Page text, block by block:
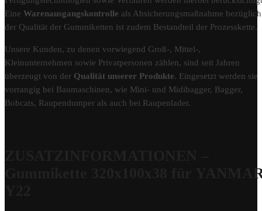
Eine Warenausgangskontrolle als Absicherungsmaßnahme bezüglich
der Qualität der Gummiketten ist zudem Bestandteil der Prozesskette.
Unsere Kunden, zu denen vorwiegend Groß-, Mittel-,
Kleinunternehmen sowie Privatpersonen zählen, sind seit Jahren
überzeugt von der Qualität unserer Produkte. Eingesetzt werden sie
vorrangig bei Baumaschinen, wie Mini- und Midibagger, Bagger,
Bobcats, Raupendumper als auch bei Raupenlader.
Gummikette 320x100x38 für